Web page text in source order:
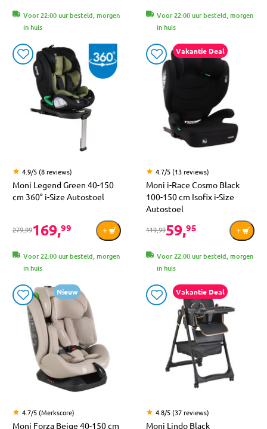
Voor 22:00 uur besteld, morgen
in huis
Voor 22:00 uur besteld, morgen
in huis
4.9/5 (8 reviews)
Moni Legend Green 40-150
cm 360° i-Size Autostoel
279,99169,99
Voor 22:00 uur besteld, morgen
in huis
Vakantie Deal
4.7/5 (13 reviews)
Moni i-Race Cosmo Black
100-150 cm Isofix i-Size
Autostoel
119,9959,95
Voor 22:00 uur besteld, morgen
in huis
Nieuw
4.7/5 (Merkscore)
Moni Forza Beige 40-150 cm
Vakantie Deal
4.8/5 (37 reviews)
Moni Lindo Black